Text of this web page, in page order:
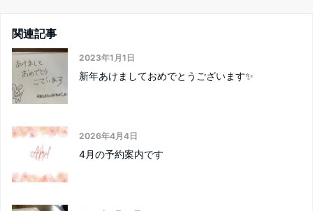
関連記事
2023年1月1日
新年あけましておめでとうございます✨
2026年4月4日
4月の予約案内です